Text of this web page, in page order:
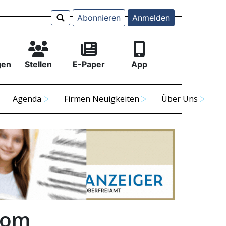
Abonnieren Anmelden
Stellen E-Paper App
Agenda Firmen Neuigkeiten Über Uns